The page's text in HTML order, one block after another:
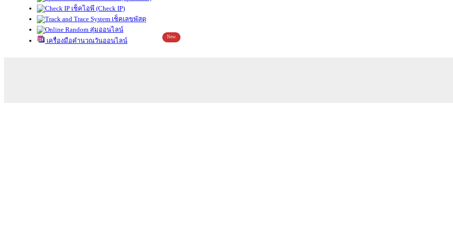
เช็คไอพี (Check IP)
เช็คเลขพัสดุ
สุ่มออนไลน์
เครื่องมือคำนวณวันออนไลน์
New